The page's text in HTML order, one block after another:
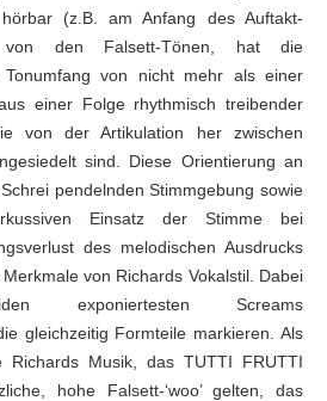
(z.B. am Anfang des Auftakt-
von den Falsett-Tönen, hat die
Tonumfang von nicht mehr als einer
einer Folge rhythmisch treibender
von der Artikulation her zwischen
sind. Diese Orientierung an
pendelnden Stimmgebung sowie
Einsatz der Stimme bei
des melodischen Ausdrucks
von Richards Vokalstil. Dabei
exponiertesten Screams
gleichzeitig Formteile markieren. Als
Richards Musik, das TUTTI FRUTTI
hohe Falsett-‘woo’ gelten, das